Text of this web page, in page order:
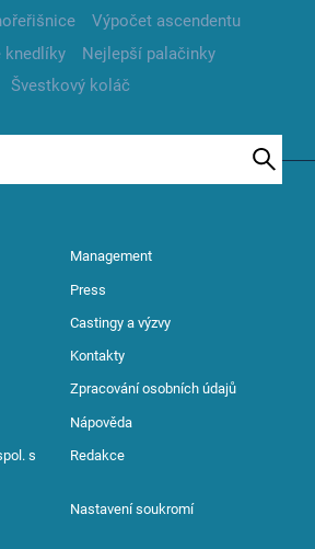
Výpočet ascendentu
knedlíky
Nejlepší palačinky
Švestkový koláč
Management
Press
Castingy a výzvy
Kontakty
Zpracování osobních údajů
Nápověda
s
Redakce
Nastavení soukromí